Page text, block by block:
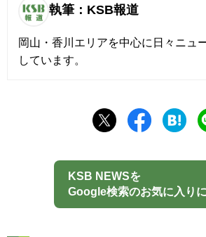
執筆：KSB報道
岡山・香川エリアを中心に日々ニュ
しています。
KSB NEWSを
Google検索のお気に入り